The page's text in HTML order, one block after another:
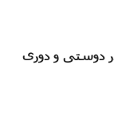
دوستی و دوری